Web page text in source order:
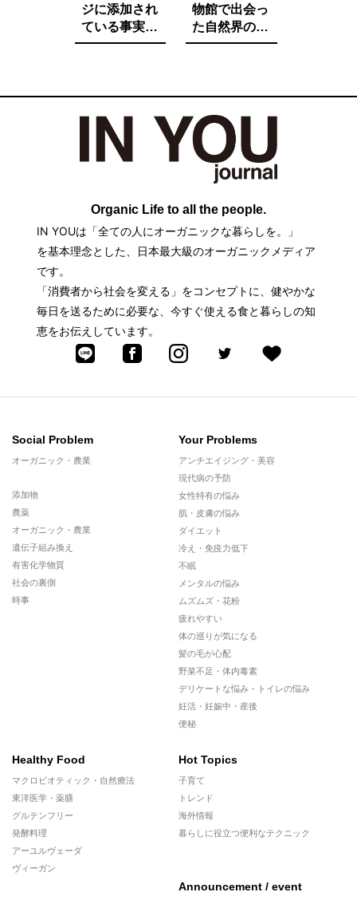
ジに添加され
ている事実を
ご存知です
子供に食べさ
せたくないそ
の中身とは。
物館で出会っ
た自然界の法
則と栄養価が
Organic Life to all the people.
IN YOUは「全ての人にオーガニックな暮らしを。」
を基本理念とした、日本最大級のオーガニックメディア
です。
「消費者から社会を変える」をコンセプトに、健やかな
毎日を送るために必要な、今すぐ使える食と暮らしの知
恵をお伝えしています。
Social Problem
オーガニック・農業
添加物
農薬
オーガニック・農業
遺伝子組み換え
有害化学物質
社会の裏側
時事
Your Problems
アンチエイジング・美容
現代病の予防
女性特有の悩み
肌・皮膚の悩み
ダイエット
冷え・免疫力低下
不眠
メンタルの悩み
ムズムズ・花粉
疲れやすい
体の巡りが気になる
髪の毛が心配
野菜不足・体内毒素
デリケートな悩み・トイレの悩み
妊活・妊娠中・産後
便秘
Healthy Food
マクロビオティック・自然療法
東洋医学・薬膳
グルテンフリー
発酵料理
アーユルヴェーダ
ヴィーガン
Hot Topics
子育て
トレンド
海外情報
暮らしに役立つ便利なテクニック
Announcement / event